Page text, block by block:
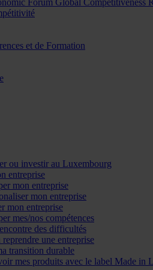
Forum Global Competitiveness
et de Formation
ou investir au Luxembourg
entreprise
mon entreprise
mon entreprise
mon entreprise
mes/nos compétences
des difficultés
une entreprise
transition durable
mes produits avec le label Made in